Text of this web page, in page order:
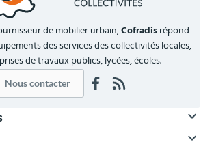
de mobilier urbain,Cofradisrépond
des services des collectivités locales,
de travaux publics, lycées, écoles.
Nous contacter

